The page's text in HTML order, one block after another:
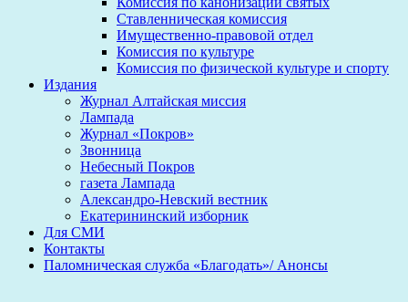
Ставленническая комиссия
Имущественно-правовой отдел
Комиссия по культуре
Комиссия по физической культуре и спорту
Издания
Журнал Алтайская миссия
Лампада
Журнал «Покров»
Звонница
Небесный Покров
газета Лампада
Александро-Невский вестник
Екатерининский изборник
Для СМИ
Контакты
Паломническая служба «Благодать»/ Анонсы